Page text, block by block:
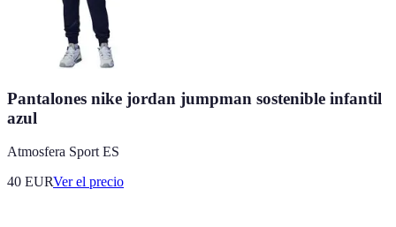
Pantalones nike jordan jumpman sostenible infantil
azul
Atmosfera Sport ES
40 EURVer el precio